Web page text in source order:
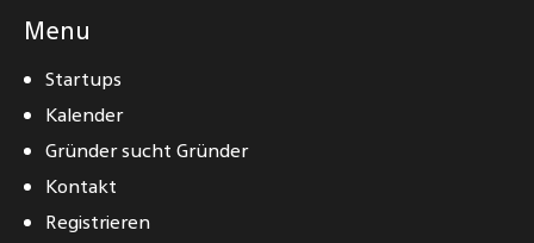
Menu
Startups
Kalender
Gründer sucht Gründer
Kontakt
Registrieren